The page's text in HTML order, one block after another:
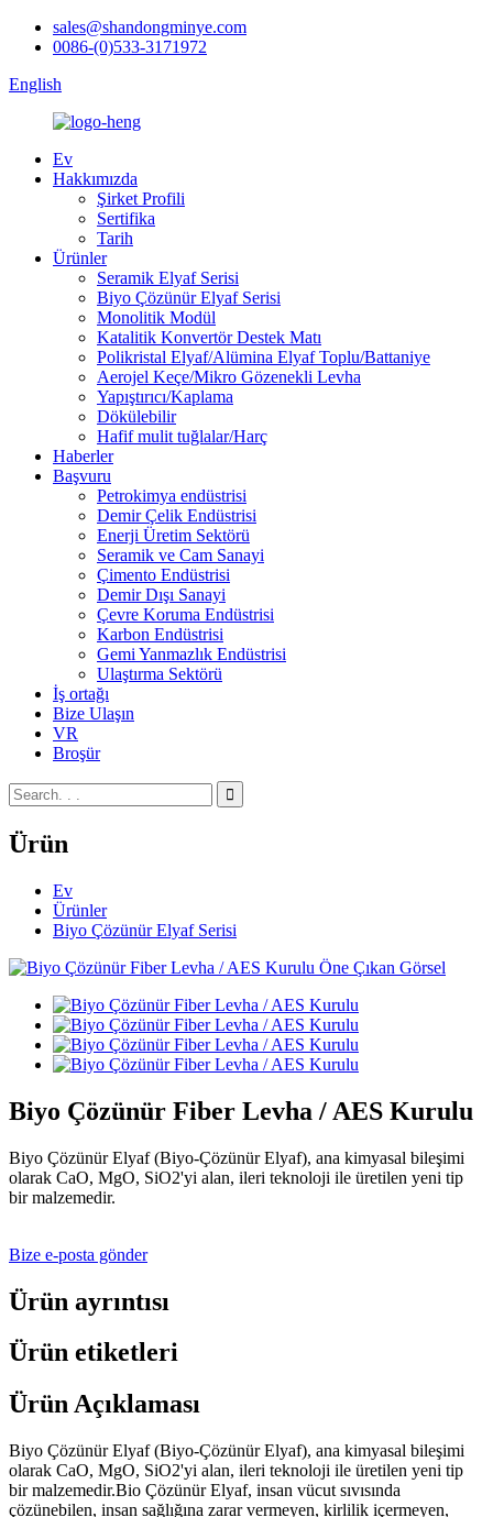
sales@shandongminye.com
0086-(0)533-3171972
English
Ev
Hakkımızda
Şirket Profili
Sertifika
Tarih
Ürünler
Seramik Elyaf Serisi
Biyo Çözünür Elyaf Serisi
Monolitik Modül
Katalitik Konvertör Destek Matı
Polikristal Elyaf/Alümina Elyaf Toplu/Battaniye
Aerojel Keçe/Mikro Gözenekli Levha
Yapıştırıcı/Kaplama
Dökülebilir
Hafif mulit tuğlalar/Harç
Haberler
Başvuru
Petrokimya endüstrisi
Demir Çelik Endüstrisi
Enerji Üretim Sektörü
Seramik ve Cam Sanayi
Çimento Endüstrisi
Demir Dışı Sanayi
Çevre Koruma Endüstrisi
Karbon Endüstrisi
Gemi Yanmazlık Endüstrisi
Ulaştırma Sektörü
İş ortağı
Bize Ulaşın
VR
Broşür
Ürün
Ev
Ürünler
Biyo Çözünür Elyaf Serisi
Biyo Çözünür Fiber Levha / AES Kurulu
Biyo Çözünür Elyaf (Biyo-Çözünür Elyaf), ana kimyasal bileşimi
olarak CaO, MgO, SiO2'yi alan, ileri teknoloji ile üretilen yeni tip
bir malzemedir.
Bize e-posta gönder
Ürün ayrıntısı
Ürün etiketleri
Ürün Açıklaması
Biyo Çözünür Elyaf (Biyo-Çözünür Elyaf), ana kimyasal bileşimi
olarak CaO, MgO, SiO2'yi alan, ileri teknoloji ile üretilen yeni tip
bir malzemedir.Bio Çözünür Elyaf, insan vücut sıvısında
çözünebilen, insan sağlığına zarar vermeyen, kirlilik içermeyen,